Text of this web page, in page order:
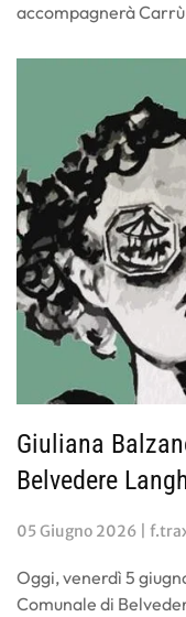
accompagnerà
Giuliana
Belvedere
05 Giugno 2026 |
Oggi, venerdì 5
Comunale di